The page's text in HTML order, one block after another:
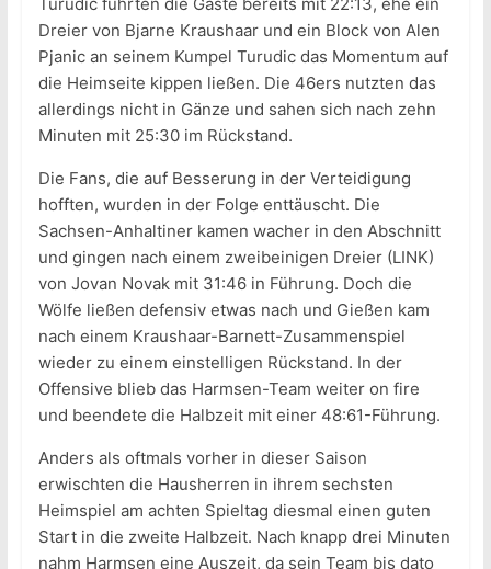
Turudic führten die Gäste bereits mit 22:13, ehe ein
Dreier von Bjarne Kraushaar und ein Block von Alen
Pjanic an seinem Kumpel Turudic das Momentum auf
die Heimseite kippen ließen. Die 46ers nutzten das
allerdings nicht in Gänze und sahen sich nach zehn
Minuten mit 25:30 im Rückstand.
Die Fans, die auf Besserung in der Verteidigung
hofften, wurden in der Folge enttäuscht. Die
Sachsen-Anhaltiner kamen wacher in den Abschnitt
und gingen nach einem zweibeinigen Dreier (LINK)
von Jovan Novak mit 31:46 in Führung. Doch die
Wölfe ließen defensiv etwas nach und Gießen kam
nach einem Kraushaar-Barnett-Zusammenspiel
wieder zu einem einstelligen Rückstand. In der
Offensive blieb das Harmsen-Team weiter on fire
und beendete die Halbzeit mit einer 48:61-Führung.
Anders als oftmals vorher in dieser Saison
erwischten die Hausherren in ihrem sechsten
Heimspiel am achten Spieltag diesmal einen guten
Start in die zweite Halbzeit. Nach knapp drei Minuten
nahm Harmsen eine Auszeit, da sein Team bis dato